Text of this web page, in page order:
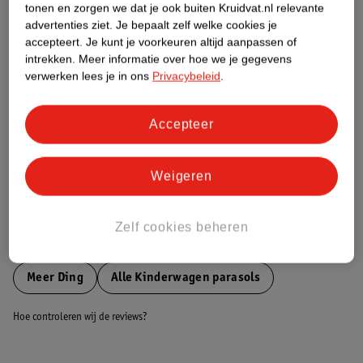
Etiketinformatie
Nature Impact Score
Dit product heeft (nog) geen Nature
Meer informatie
Bestel & Bezorginformatie
Meer Ding Alle Kinderwagen parasols
Hoe controleren wij de reviews?
tonen en zorgen we dat je ook buiten Kruidvat.nl relevante
advertenties ziet. Je bepaalt zelf welke cookies je
accepteert. Je kunt je voorkeuren altijd aanpassen of
intrekken. Meer informatie over hoe we je gegevens
verwerken lees je in ons Privacybeleid.
Zelf cookies beheren
Weigeren
Accepteer